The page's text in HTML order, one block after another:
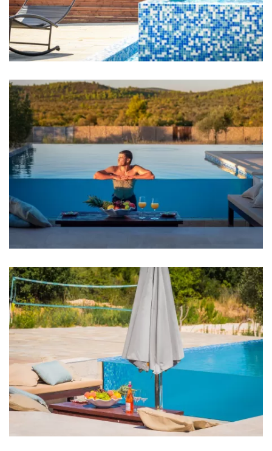
Dusche
Badezimmer 3: Waschbecken, Toilette, Dusche
Handtücher
Küche
Ofen
Kühlschrank
Mikrowelle
Geschirrspüler
Kaffeemaschine
Wohnzimmer